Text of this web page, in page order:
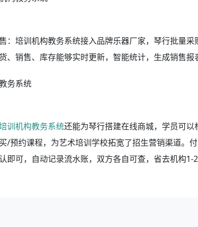
：培训机构教务系统接入品牌乐器厂家，琴行批量
、销售、库存能够实时更新，智能统计，生成销售报
训机构教务系统还能为琴行搭建在线商城，学员可
/预约课程，为艺术培训学校拓宽了招生营销渠道。
即可，自动记录流水账，双方各自可查，省去机构1-2